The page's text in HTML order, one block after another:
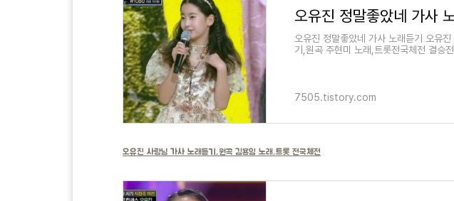
오유진 정말좋았네 가사 노래듣기 오유
기,원곡 주현미 노래,트롯전국체전 결승
7505.tistory.com
오유진 사랑님 가사 노래듣기,원곡 김용임 노래,트롯 전국체전